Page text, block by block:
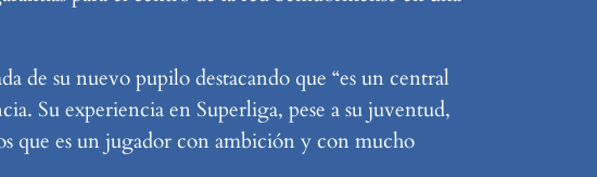
de su nuevo pupilo destacando que “es un central
Su experiencia en Superliga, pese a su juventud,
que es un jugador con ambición y con mucho